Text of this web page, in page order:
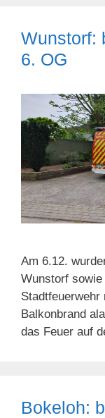
Wunstorf:
6. OG
Am 6.12.
Wunstorf
Stadtfeuerwehr
Balkonbrand
das Feuer auf
Bokeloh: